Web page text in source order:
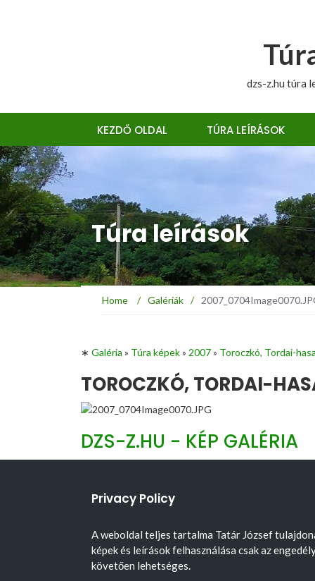
dzs-z.hu túra
KEZDŐ OLDAL TÚRA LEÍRÁSOK
Túra leírások
Home / Galériák /
∗ Galéria » Túra képek» 2007» Toroczkó, Tordai-
TOROCZKÓ, TORDAI-
DZS-Z.HU - KÉP GALÉRIA
Privacy Policy
A weboldal teljes tartalma Tatár József
képek és leírások felhasználása csak az
követően lehetséges.